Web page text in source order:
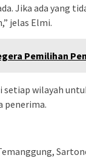
Jika ada yang
jelas Elmi.
Pemilihan
setiap wilayah
penerima.